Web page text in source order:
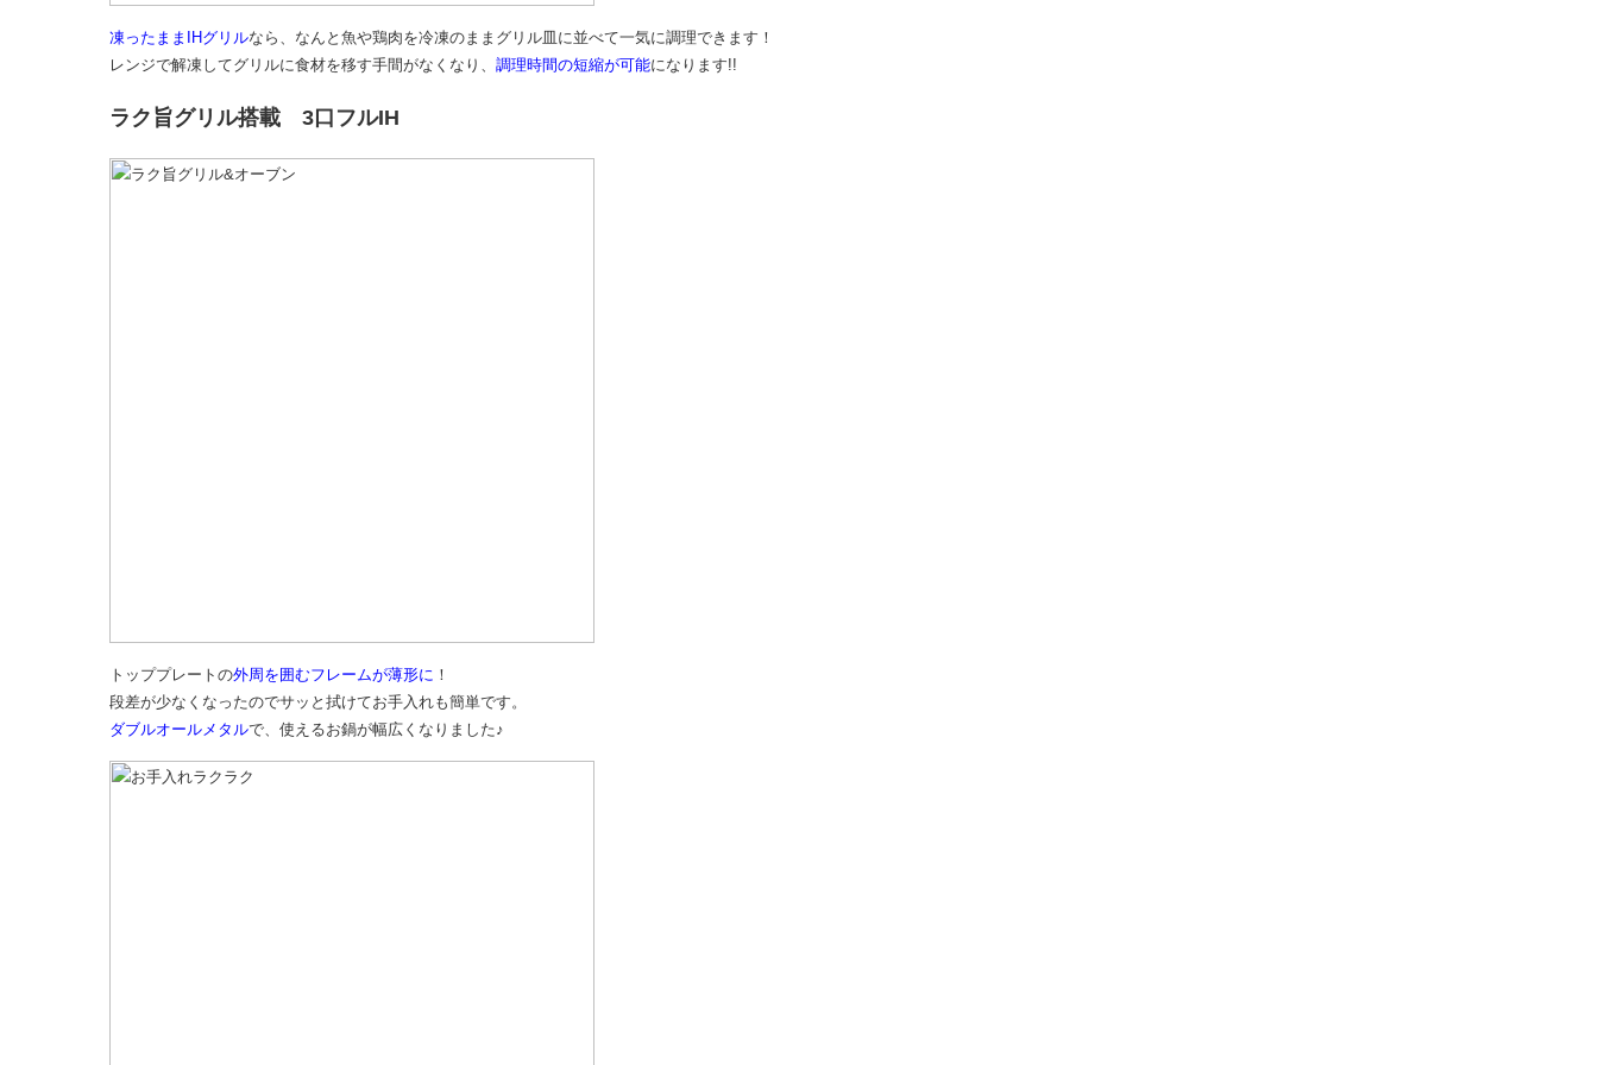
凍ったままIHグリルなら、なんと魚や鶏肉を冷凍のままグリル皿に並べて一気に調理できます！
レンジで解凍してグリルに食材を移す手間がなくなり、 調理時間の短縮が可能になります!!
ラク旨グリル搭載 3口フルIH
トッププレートの外周を囲むフレームが薄形に ！
段差が少なくなったのでサッと拭けてお手入れも簡単です。
ダブルオールメタルで、使えるお鍋が幅広くなりました♪